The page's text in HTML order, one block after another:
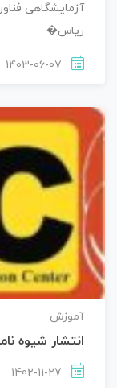
آزمایشگاهی
ریاس�
آموزش
انتشار شیوه